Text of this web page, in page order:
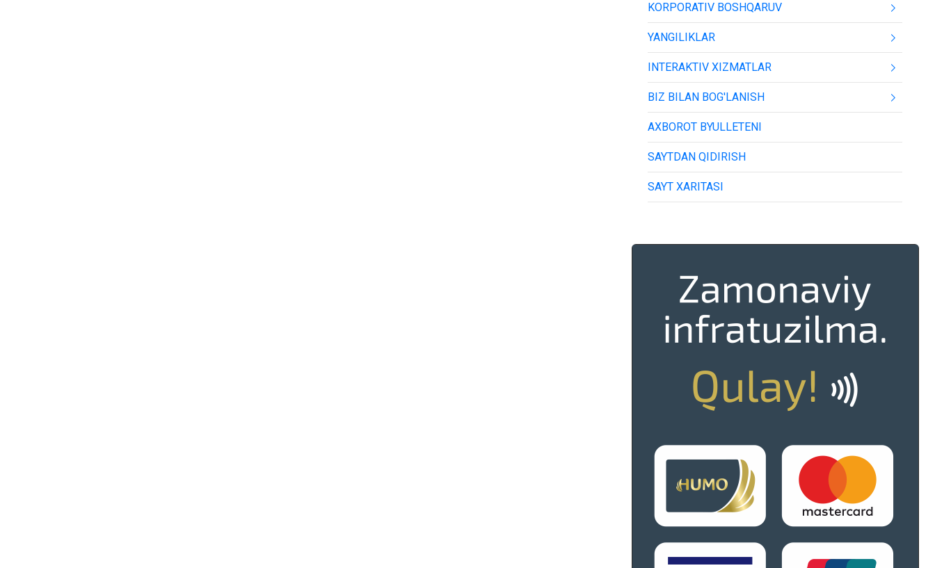
KORPORATIV BOSHQARUV
YANGILIKLAR
INTERAKTIV XIZMATLAR
BIZ BILAN BOG'LANISH
AXBOROT BYULLETENI
SAYTDAN QIDIRISH
SAYT XARITASI